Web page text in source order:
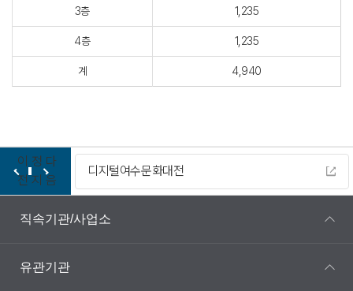
3층 1,235
4층 1,235
계 4,940
이
전
정
지
다
음
디지털여수문화대전
직속기관/사업소
유관기관